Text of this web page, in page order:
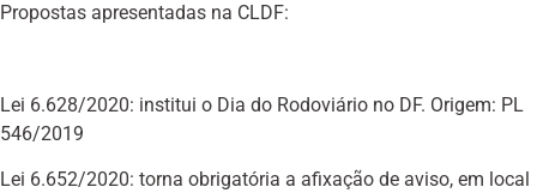
Propostas apresentadas na CLDF:
Lei 6.628/2020: institui o Dia do Rodoviário no DF. Origem: PL
546/2019
Lei 6.652/2020: torna obrigatória a afixação de aviso, em local